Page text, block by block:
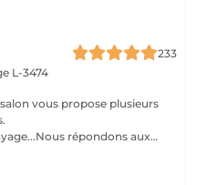
233
L-3474
vous propose plusieurs
répondons aux